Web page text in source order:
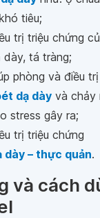
tiêu;
trị triệu chứng
tá tràng;
phòng và điều trị
dạ dày và chảy
stress gây ra;
trị triệu chứng
– thực quản.
và cách